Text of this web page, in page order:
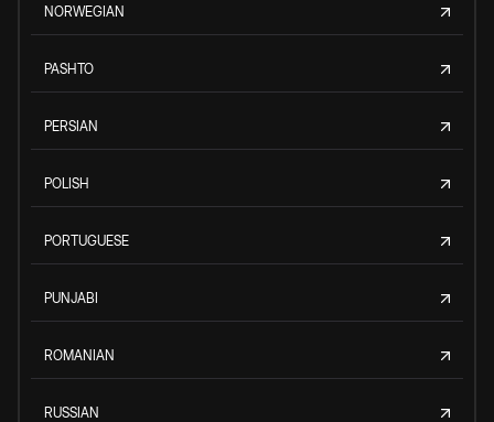
NORWEGIAN
PASHTO
PERSIAN
POLISH
PORTUGUESE
PUNJABI
ROMANIAN
RUSSIAN